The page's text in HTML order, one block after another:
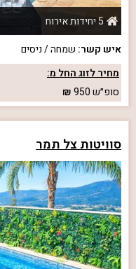
5 יחידות אירוח
איש קשר: שמחה / ניסים
מחיר לזוג החל מ:
סופ״ש950
סוויטות צל תמר